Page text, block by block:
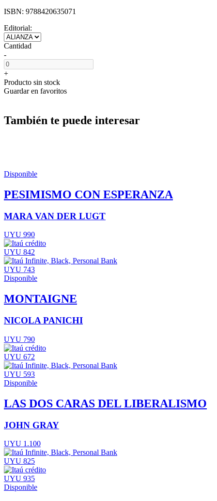
ISBN: 9788420635071
Editorial:
Cantidad
-
+
Producto sin stock
Guardar en favoritos
También te puede interesar
Disponible
PESIMISMO CON ESPERANZA
MARA VAN DER LUGT
UYU 990
UYU 842
UYU 743
Disponible
MONTAIGNE
NICOLA PANICHI
UYU 790
UYU 672
UYU 593
Disponible
LAS DOS CARAS DEL LIBERALISMO
JOHN GRAY
UYU 1.100
UYU 825
UYU 935
Disponible